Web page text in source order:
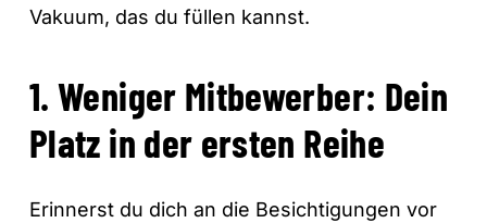
Vakuum, das du füllen kannst.
1. Weniger Mitbewerber: Dein
Platz in der ersten Reihe
Erinnerst du dich an die Besichtigungen vor